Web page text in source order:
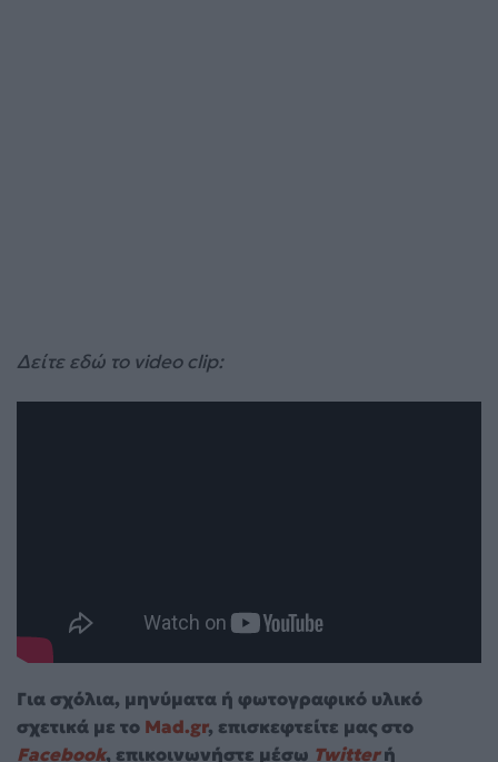
Δείτε εδώ το video clip:
Για σχόλια, μηνύματα ή φωτογραφικό υλικό
σχετικά με το Mad.gr, επισκεφτείτε μας στο
Facebook, επικοινωνήστε μέσω Twitterή